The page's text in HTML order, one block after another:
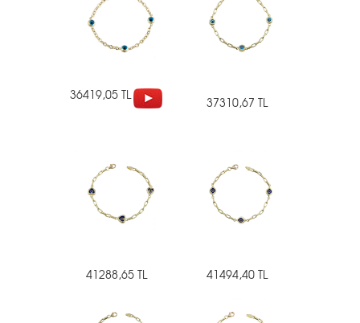
36419,05 TL 37310,67 TL
41288,65 TL 41494,40 TL